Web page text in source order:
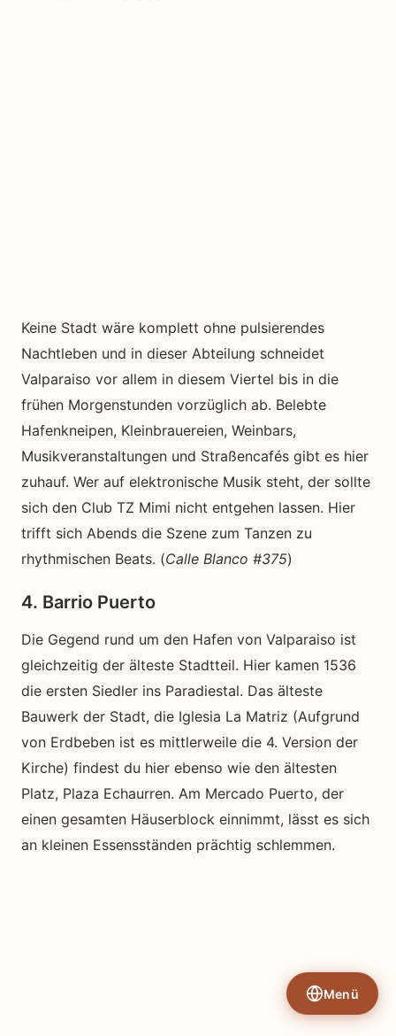
Keine Stadt wäre komplett ohne pulsierendes
Nachtleben und in dieser Abteilung schneidet
Valparaiso vor allem in diesem Viertel bis in die
frühen Morgenstunden vorzüglich ab. Belebte
Hafenkneipen, Kleinbrauereien, Weinbars,
Musikveranstaltungen und Straßencafés gibt es hier
zuhauf. Wer auf elektronische Musik steht, der sollte
sich den Club TZ Mimi nicht entgehen lassen. Hier
trifft sich Abends die Szene zum Tanzen zu
rhythmischen Beats. (Calle Blanco #375)
4. Barrio Puerto
Die Gegend rund um den Hafen von Valparaiso ist
gleichzeitig der älteste Stadtteil. Hier kamen 1536
die ersten Siedler ins Paradiestal. Das älteste
Bauwerk der Stadt, die Iglesia La Matriz (Aufgrund
von Erdbeben ist es mittlerweile die 4. Version der
Kirche) findest du hier ebenso wie den ältesten
Platz, Plaza Echaurren. Am Mercado Puerto, der
einen gesamten Häuserblock einnimmt, lässt es sich
an kleinen Essensständen prächtig schlemmen.
Menü